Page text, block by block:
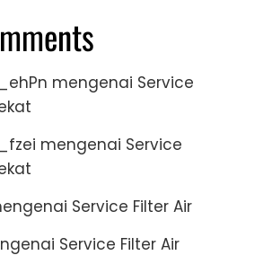
mengenai Service
mengenai Service
Service Filter Air
Service Filter Air